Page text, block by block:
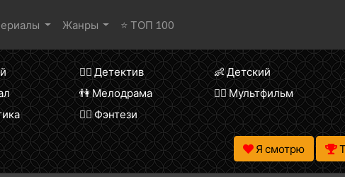
Жанры ⭐ ТОП 100
🕵️‍♂️ Детектив
👶 Детский
👫 Мелодрама
🧚‍♀️ Мультфильм
🧝‍♂️ Фэнтези
Я смотрю